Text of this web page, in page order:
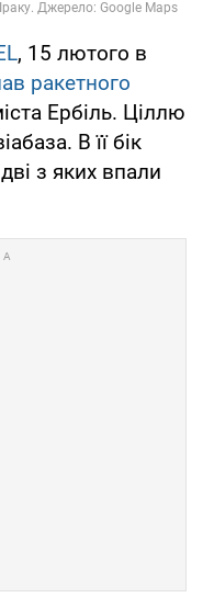
, 15 лютого в
ракетного
Ербіль. Ціллю
В її бік
з яких впали